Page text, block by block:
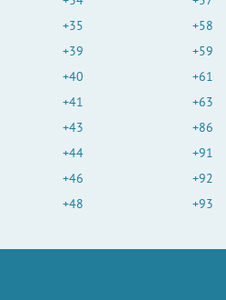
+35
+39
+40
+41
+43
+44
+46
+48
+58
+59
+61
+63
+86
+91
+92
+93